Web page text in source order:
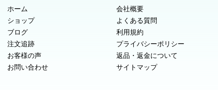
ホーム
ショップ
ブログ
注文追跡
お客様の声
お問い合わせ
会社概要
よくある質問
利用規約
プライバシーポリシー
返品・返金について
サイトマップ